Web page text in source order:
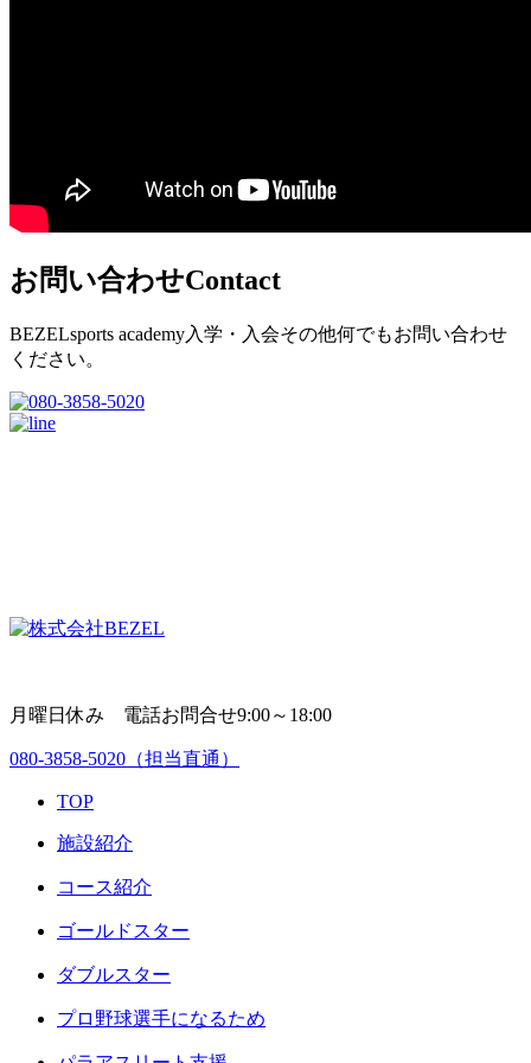
お問い合わせContact
BEZELsports academy入学・入会その他何でもお問い合わせ
ください。
月曜日休み 電話お問合せ9:00～18:00
080-3858-5020 （担当直通）
TOP
施設紹介
コース紹介
ゴールドスター
ダブルスター
プロ野球選手になるため